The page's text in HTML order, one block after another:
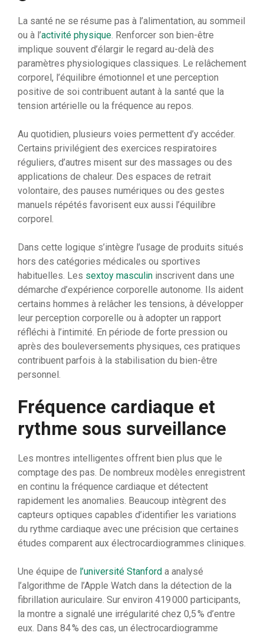
La santé ne se résume pas à l’alimentation, au sommeil
ou à l’activité physique. Renforcer son bien-être
implique souvent d’élargir le regard au-delà des
paramètres physiologiques classiques. Le relâchement
corporel, l’équilibre émotionnel et une perception
positive de soi contribuent autant à la santé que la
tension artérielle ou la fréquence au repos.
Au quotidien, plusieurs voies permettent d’y accéder.
Certains privilégient des exercices respiratoires
réguliers, d’autres misent sur des massages ou des
applications de chaleur. Des espaces de retrait
volontaire, des pauses numériques ou des gestes
manuels répétés favorisent eux aussi l’équilibre
corporel.
Dans cette logique s’intègre l’usage de produits situés
hors des catégories médicales ou sportives
habituelles. Les sextoy masculin inscrivent dans une
démarche d’expérience corporelle autonome. Ils aident
certains hommes à relâcher les tensions, à développer
leur perception corporelle ou à adopter un rapport
réfléchi à l’intimité. En période de forte pression ou
après des bouleversements physiques, ces pratiques
contribuent parfois à la stabilisation du bien-être
personnel.
Fréquence cardiaque et
rythme sous surveillance
Les montres intelligentes offrent bien plus que le
comptage des pas. De nombreux modèles enregistrent
en continu la fréquence cardiaque et détectent
rapidement les anomalies. Beaucoup intègrent des
capteurs optiques capables d’identifier les variations
du rythme cardiaque avec une précision que certaines
études comparent aux électrocardiogrammes cliniques.
Une équipe de l’université Stanford a analysé
l’algorithme de l’Apple Watch dans la détection de la
fibrillation auriculaire. Sur environ 419 000 participants,
la montre a signalé une irrégularité chez 0,5 % d’entre
eux. Dans 84 % des cas, un électrocardiogramme